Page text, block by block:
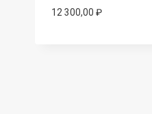
12 300,00 ₽